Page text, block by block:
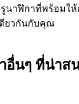
นาฬิกาที่พร้อมให้
ดียวกันกับคุณ
อื่นๆ ที่น่าส